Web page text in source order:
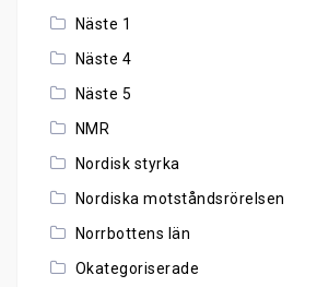
Näste 1
Näste 4
Näste 5
NMR
Nordisk styrka
Nordiska motståndsrörelsen
Norrbottens län
Okategoriserade